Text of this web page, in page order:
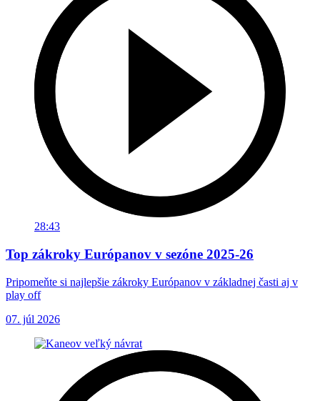
28:43
Top zákroky Európanov v sezóne 2025-26
Pripomeňte si najlepšie zákroky Európanov v základnej časti aj v
play off
07. júl 2026